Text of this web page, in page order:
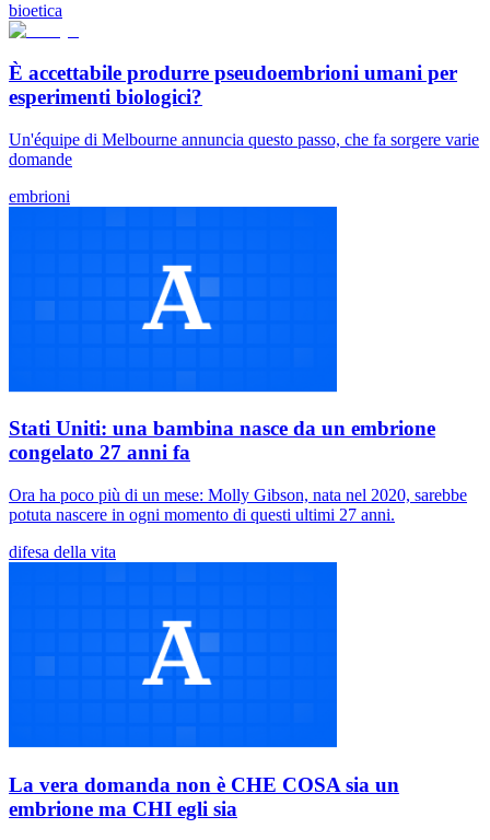
bioetica
È accettabile produrre pseudoembrioni umani per
esperimenti biologici?
Un'équipe di Melbourne annuncia questo passo, che fa sorgere varie
domande
embrioni
Stati Uniti: una bambina nasce da un embrione
congelato 27 anni fa
Ora ha poco più di un mese: Molly Gibson, nata nel 2020, sarebbe
potuta nascere in ogni momento di questi ultimi 27 anni.
difesa della vita
La vera domanda non è CHE COSA sia un
embrione ma CHI egli sia